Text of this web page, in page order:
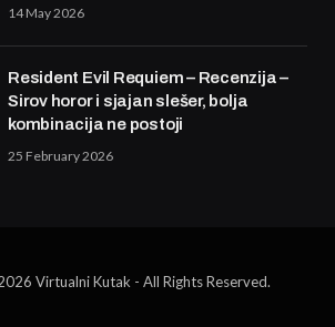
14 May 2026
Resident Evil Requiem – Recenzija –
Sirov horor i sjajan slešer, bolja
kombinacija ne postoji
25 February 2026
Virtualni Kutak - All Rights Reserved.